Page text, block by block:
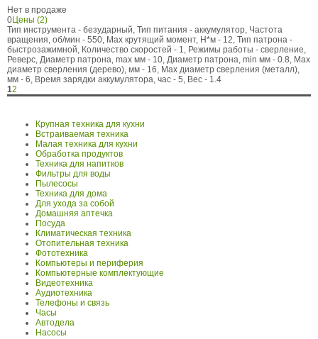
Нет в продаже
0Цены (2)
Тип инструмента - безударный, Тип питания - аккумулятор, Частота
вращения, об/мин - 550, Max крутящий момент, Н*м - 12, Тип патрона -
быстрозажимной, Количество скоростей - 1, Режимы работы - сверление,
Реверс, Диаметр патрона, max мм - 10, Диаметр патрона, min мм - 0.8, Max
диаметр сверления (дерево), мм - 16, Max диаметр сверления (металл),
мм - 6, Время зарядки аккумулятора, час - 5, Вес - 1.4
12
Крупная техника для кухни
Встраиваемая техника
Малая техника для кухни
Обработка продуктов
Техника для напитков
Фильтры для воды
Пылесосы
Техника для дома
Для ухода за собой
Домашняя аптечка
Посуда
Климатическая техника
Отопительная техника
Фототехника
Компьютеры и периферия
Компьютерные комплектующие
Видеотехника
Аудиотехника
Телефоны и связь
Часы
Автодела
Насосы